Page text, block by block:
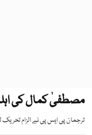
مصطفیٰ کمال کی
ترجمان پی ایس پی نے الزام تحریک